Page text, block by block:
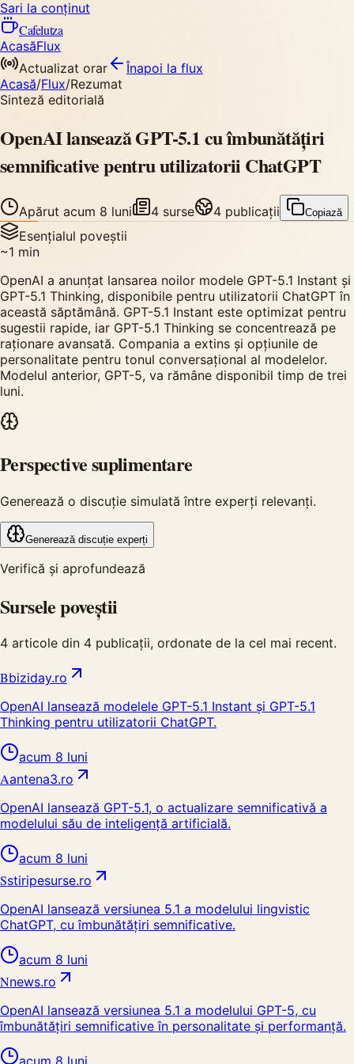
Sari la conținut
Cafelutza
AcasăFlux
Actualizat orar
Înapoi la flux
Acasă/Flux/Rezumat
Sinteză editorială
OpenAI lansează GPT-5.1 cu îmbunătățiri
semnificative pentru utilizatorii ChatGPT
Apărut acum 8 luni 4 surse 4 publicații Copiază
Esențialul poveștii
~1 min
OpenAI a anunțat lansarea noilor modele GPT-5.1 Instant și
GPT-5.1 Thinking, disponibile pentru utilizatorii ChatGPT în
această săptămână. GPT-5.1 Instant este optimizat pentru
sugestii rapide, iar GPT-5.1 Thinking se concentrează pe
raționare avansată. Compania a extins și opțiunile de
personalitate pentru tonul conversațional al modelelor.
Modelul anterior, GPT-5, va rămâne disponibil timp de trei
luni.
Perspective suplimentare
Generează o discuție simulată între experți relevanți.
Generează discuție experți
Verifică și aprofundează
Sursele poveștii
4 articole din 4 publicații, ordonate de la cel mai recent.
Bbiziday.ro
OpenAI lansează modelele GPT-5.1 Instant și GPT-5.1
Thinking pentru utilizatorii ChatGPT.
acum 8 luni
Aantena3.ro
OpenAI lansează GPT-5.1, o actualizare semnificativă a
modelului său de inteligență artificială.
acum 8 luni
Sstiripesurse.ro
OpenAI lansează versiunea 5.1 a modelului lingvistic
ChatGPT, cu îmbunătățiri semnificative.
acum 8 luni
Nnews.ro
OpenAI lansează versiunea 5.1 a modelului GPT-5, cu
îmbunătățiri semnificative în personalitate și performanță.